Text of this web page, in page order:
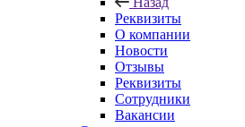
Реквизиты
О компании
Новости
Отзывы
Реквизиты
Сотрудники
Вакансии